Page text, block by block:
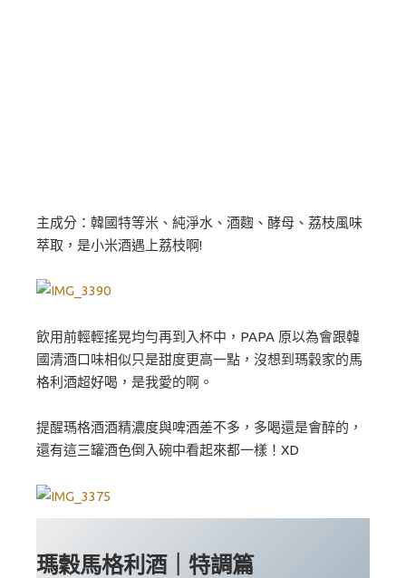
主成分：韓國特等米、純淨水、酒麴、酵母、荔枝風味
萃取，是小米酒遇上荔枝啊!
飲用前輕輕搖晃均勻再到入杯中，PAPA 原以為會跟韓
國清酒口味相似只是甜度更高一點，沒想到瑪穀家的馬
格利酒超好喝，是我愛的啊。
提醒瑪格酒酒精濃度與啤酒差不多，多喝還是會醉的，
還有這三罐酒色倒入碗中看起來都一樣！XD
瑪穀馬格利酒｜特調篇